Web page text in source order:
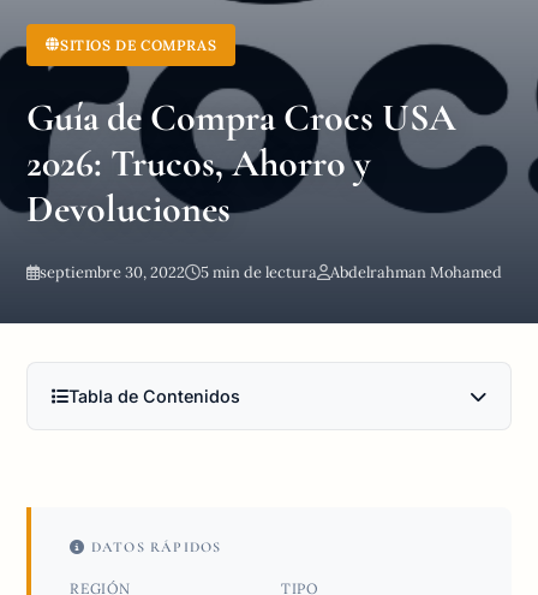
SITIOS DE COMPRAS
Guía de Compra Crocs USA
2026: Trucos, Ahorro y
Devoluciones
septiembre 30, 2022 5 min de lectura Abdelrahman Mohamed
Tabla de Contenidos
DATOS RÁPIDOS
REGIÓN TIPO